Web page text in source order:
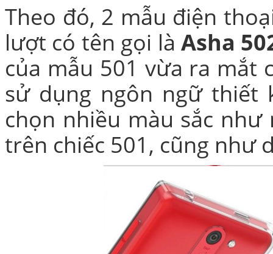
Túi xách
Ốp lưng Sony
Theo đó, 2 mẫu điện
lượt có tên gọi là Asha
của mẫu 501 vừa ra mắt
sử dụng ngôn ngữ thiết
chọn nhiều màu sắc
trên chiếc 501, cũng như